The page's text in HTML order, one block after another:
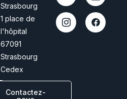
Strasbourg
1 place de
l'hôpital
67091
Strasbourg
Cedex
Contactez-